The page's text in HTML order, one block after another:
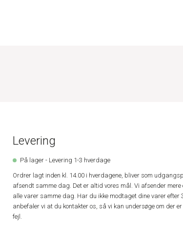
Levering
På lager - Levering 1-3 hverdage
Ordrer lagt inden kl. 14.00 i hverdagene, bliver som
afsendt samme dag. Det er altid vores mål. Vi afsender mere
alle varer samme dag. Har du ikke modtaget dine varer efter
anbefaler vi at du kontakter os, så vi kan undersøge om der
fejl.